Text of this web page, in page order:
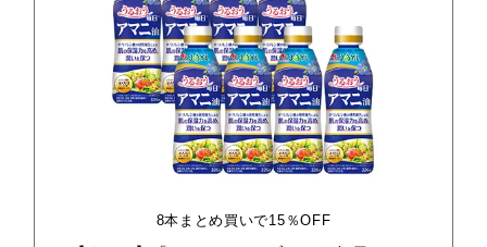
8本まとめ買いで15％OFF